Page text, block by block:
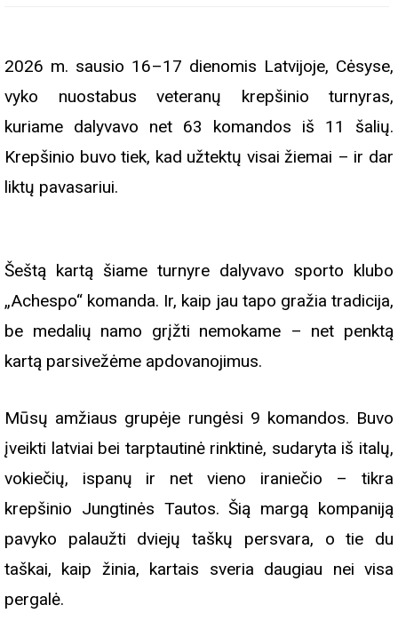
2026 m. sausio 16–17 dienomis Latvijoje, Cėsyse,
vyko nuostabus veteranų krepšinio turnyras,
kuriame dalyvavo net 63 komandos iš 11 šalių.
Krepšinio buvo tiek, kad užtektų visai žiemai – ir dar
liktų pavasariui.
Šeštą kartą šiame turnyre dalyvavo sporto klubo
„Achespo“ komanda. Ir, kaip jau tapo gražia tradicija,
be medalių namo grįžti nemokame – net penktą
kartą parsivežėme apdovanojimus.
Mūsų amžiaus grupėje rungėsi 9 komandos. Buvo
įveikti latviai bei tarptautinė rinktinė, sudaryta iš italų,
vokiečių, ispanų ir net vieno iraniečio – tikra
krepšinio Jungtinės Tautos. Šią margą kompaniją
pavyko palaužti dviejų taškų persvara, o tie du
taškai, kaip žinia, kartais sveria daugiau nei visa
pergalė.